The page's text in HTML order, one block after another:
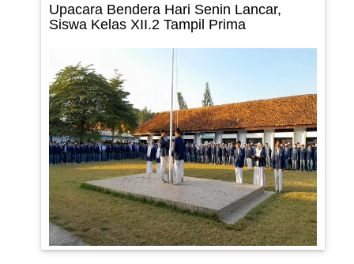
Upacara Bendera Hari Senin Lancar,
Siswa Kelas XII.2 Tampil Prima